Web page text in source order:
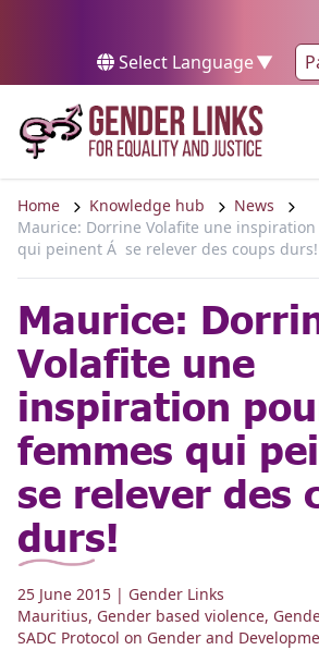
Select Language▼
Home Knowledge hub
News
Maurice: Dorrine Volafite une
qui peinent Á se relever des coups durs!
Maurice:
Volafite une
inspiration
femmes qui
se relever des
durs!
25 June 2015 | Gender Links
Mauritius, Gender based violence,
SADC Protocol on Gender and